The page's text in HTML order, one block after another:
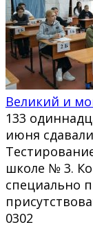
Великий и
133
июня
школе № 3.
специально
0302